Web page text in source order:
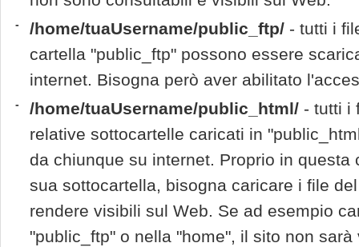
- /home/tuaUsername/public_ftp/ - tutti i
cartella "public_ftp" possono essere
internet. Bisogna però aver abilitato
- /home/tuaUsername/public_html/ - tutti i
relative sottocartelle caricati in
da chiunque su internet. Proprio in questa
sua sottocartella, bisogna caricare i file
rendere visibili sul Web. Se ad esempio
"public_ftp" o nella "home", il sito non